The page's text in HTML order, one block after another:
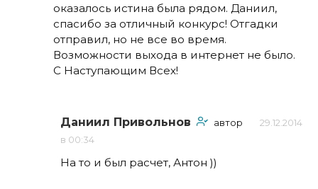
оказалось истина была рядом. Даниил,
спасибо за отличный конкурс! Отгадки
отправил, но не все во время.
Возможности выхода в интернет не было.
С Наступающим Всех!
Даниил Привольнов автор
29.12.2014
в 00:34
На то и был расчет, Антон ))